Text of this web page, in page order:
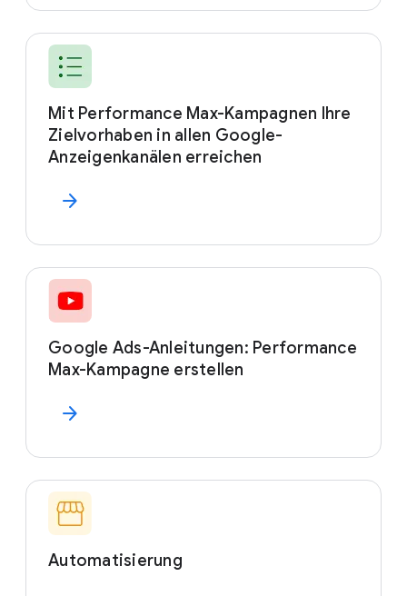
Mit Performance Max-Kampagnen Ihre
Zielvorhaben in allen Google-
Anzeigenkanälen erreichen
arrow_forward
Google Ads-Anleitungen: Performance
Max-Kampagne erstellen
arrow_forward
Automatisierung